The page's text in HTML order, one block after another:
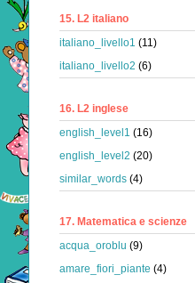
15. L2 italiano
italiano_livello1 (11)
italiano_livello2 (6)
16. L2 inglese
english_level1 (16)
english_level2 (20)
similar_words (4)
17. Matematica e scienze
acqua_oroblu (9)
amare_fiori_piante (4)